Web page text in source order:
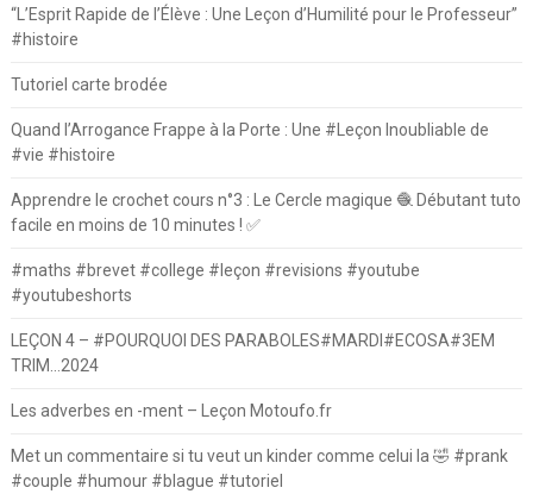
“L’Esprit Rapide de l’Élève : Une Leçon d’Humilité pour le Professeur”
#histoire
Tutoriel carte brodée
Quand l’Arrogance Frappe à la Porte : Une #Leçon Inoubliable de
#vie #histoire
Apprendre le crochet cours n°3 : Le Cercle magique 🧶 Débutant tuto
facile en moins de 10 minutes ! ✅
#maths #brevet #college #leçon #revisions #youtube
#youtubeshorts
LEÇON 4 – #POURQUOI DES PARABOLES#MARDI#ECOSA#3EM
TRIM…2024
Les adverbes en -ment – Leçon Motoufo.fr
Met un commentaire si tu veut un kinder comme celui la 🤣 #prank
#couple #humour #blague #tutoriel